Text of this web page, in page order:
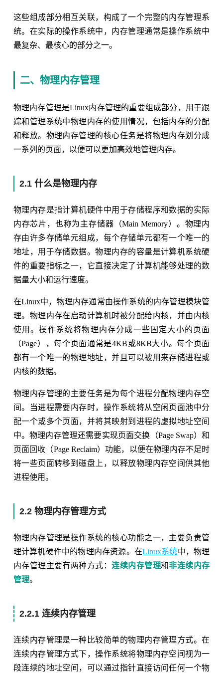
这些组成部分相互关联，构成了一个完整的内存管理系
统。在实际的操作系统中，内存管理通常是操作系统中
最复杂、最核心的部分之一。
二、物理内存管理
物理内存管理是Linux内存管理的重要组成部分，用于跟
踪和管理系统中物理内存的使用情况，包括内存的分配
和释放。物理内存管理的核心任务是将物理内存划分成
一系列的页面，以便可以更加高效地管理内存。
2.1 什么是物理内存
物理内存是指计算机硬件中用于存储程序和数据的实际
内存芯片，也称为主存储器（Main Memory）。物理内
存由许多存储单元组成，每个存储单元都有一个唯一的
地址，用于存储数据。物理内存的容量是计算机系统硬
件的重要指标之一，它直接决定了计算机能够处理的数
据量大小和运行速度。
在Linux中，物理内存通常由操作系统的内存管理模块管
理。物理内存在启动计算机时被分配给内核，并由内核
使用。操作系统将物理内存分成一些固定大小的页面
（Page），每个页面通常是4KB或8KB大小。每个页面
都有一个唯一的物理地址，并且可以被用来存储进程或
内核的数据。
物理内存管理的主要任务是为每个进程分配物理内存空
间。当进程需要内存时，操作系统将从空闲页面池中分
配一个或多个页面，并将其映射到进程的虚拟地址空间
中。物理内存管理还需要实现页面交换（Page Swap）和
页面回收（Page Reclaim）功能，以便在物理内存不足时
将一些页面转移到磁盘上，以释放物理内存空间供其他
进程使用。
2.2 物理内存管理方式
物理内存管理是操作系统的核心功能之一，主要负责管
理计算机硬件中的物理内存资源。在Linux系统中，物理
内存管理主要有两种方式：连续内存管理和非连续内存
管理。
2.2.1 连续内存管理
连续内存管理是一种比较简单的物理内存管理方式。在
连续内存管理方式下，操作系统将物理内存空间视为一
段连续的地址空间，可以通过指针直接访问任何一个物